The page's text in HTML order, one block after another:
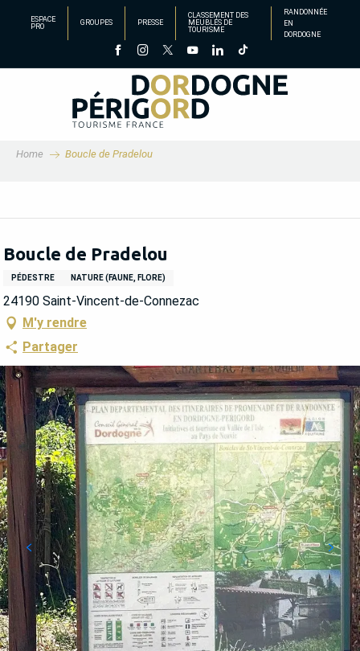
principal
ESPACE
PRO
GROUPES PRESSE
CLASSEMENT DES
MEUBLÉS DE
TOURISME
RANDONNÉE
EN
DORDOGNE
Home Boucle de Pradelou
Boucle de Pradelou
PÉDESTRE NATURE (FAUNE, FLORE)
24190 Saint-Vincent-de-Connezac
M'y rendre
Partager